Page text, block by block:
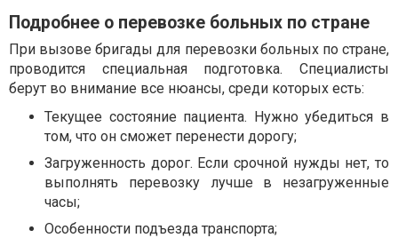
Подробнее о перевозке больных по стране
При вызове бригады для перевозки больных по стране,
проводится специальная подготовка. Специалисты
берут во внимание все нюансы, среди которых есть:
Текущее состояние пациента. Нужно убедиться в
том, что он сможет перенести дорогу;
Загруженность дорог. Если срочной нужды нет, то
выполнять перевозку лучше в незагруженные
часы;
Особенности подъезда транспорта;